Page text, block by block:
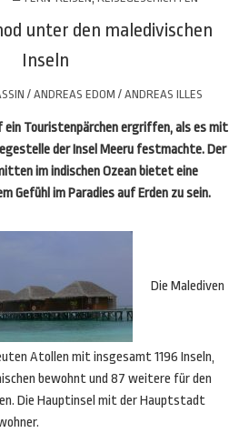
unter den maledivischen
Inseln
/ ANDREAS EDOM / ANDREAS ILLES
ein Touristenpärchen ergriffen, als es mit
der Insel Meeru festmachte. Der
im indischen Ozean bietet eine
Gefühl im Paradies auf Erden zu sein.
Die Malediven
Atollen mit insgesamt 1196 Inseln,
bewohnt und 87 weitere für den
Die Hauptinsel mit der Hauptstadt